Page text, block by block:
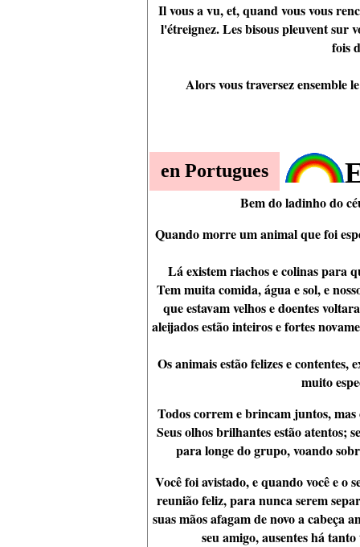
Il vous a vu, et, quand vous vous
l'étreignez. Les bisous pleuvent sur
fois
Alors vous traversez ensemble
en Portugues
Bem do ladinho do
Quando morre um animal que foi
Lá existem riachos e colinas para
Tem muita comida, água e sol, e
que estavam velhos e doentes
aleijados estão inteiros e fortes
Os animais estão felizes e
muito
Todos correm e brincam juntos,
Seus olhos brilhantes estão atentos;
para longe do grupo, voando
Você foi avistado, e quando você e o
reunião feliz, para nunca serem
suas mãos afagam de novo a cabeça
seu amigo, ausentes há